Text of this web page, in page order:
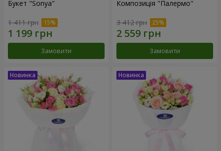
Букет "Sonya"
1 411 грн
Замовити
Композиція "Палермо"
3 412 грн
Замовити